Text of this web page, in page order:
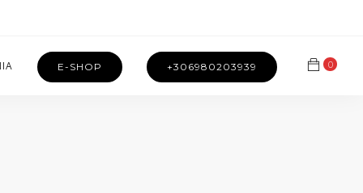
E-SHOP +306980203939 0